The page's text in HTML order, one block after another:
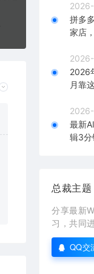
拼多
家店
2026
月靠
最新
辑3分
总裁主题
分享最新
习，共同
QQ交